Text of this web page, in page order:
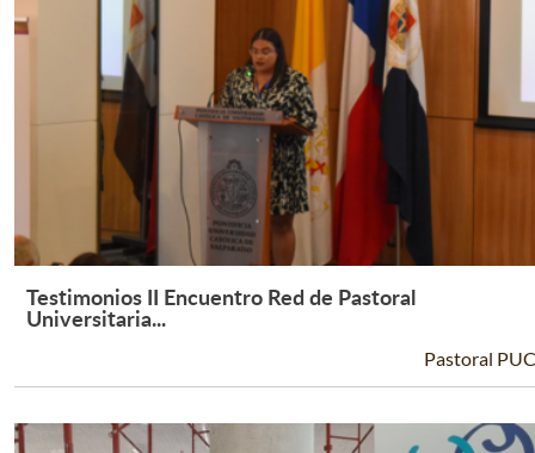
Leer Más +
Testimonios II Encuentro Red de Pastoral
Universitaria...
Pastoral